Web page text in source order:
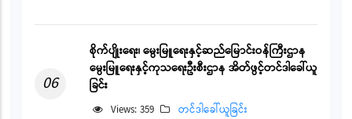
06
စိုက်ပျိုးရေး၊ မွေးမြူရေးနှင့်ဆည်မြောင်းဝန်ကြီးဌာန
မွေးမြူရေးနှင့်ကုသရေးဦးစီးဌာန အိတ်ဖွင့်တင်ဒါခေါ်ယူ
ခြင်း
Views: 359 တင်ဒါခေါ်ယူခြင်း